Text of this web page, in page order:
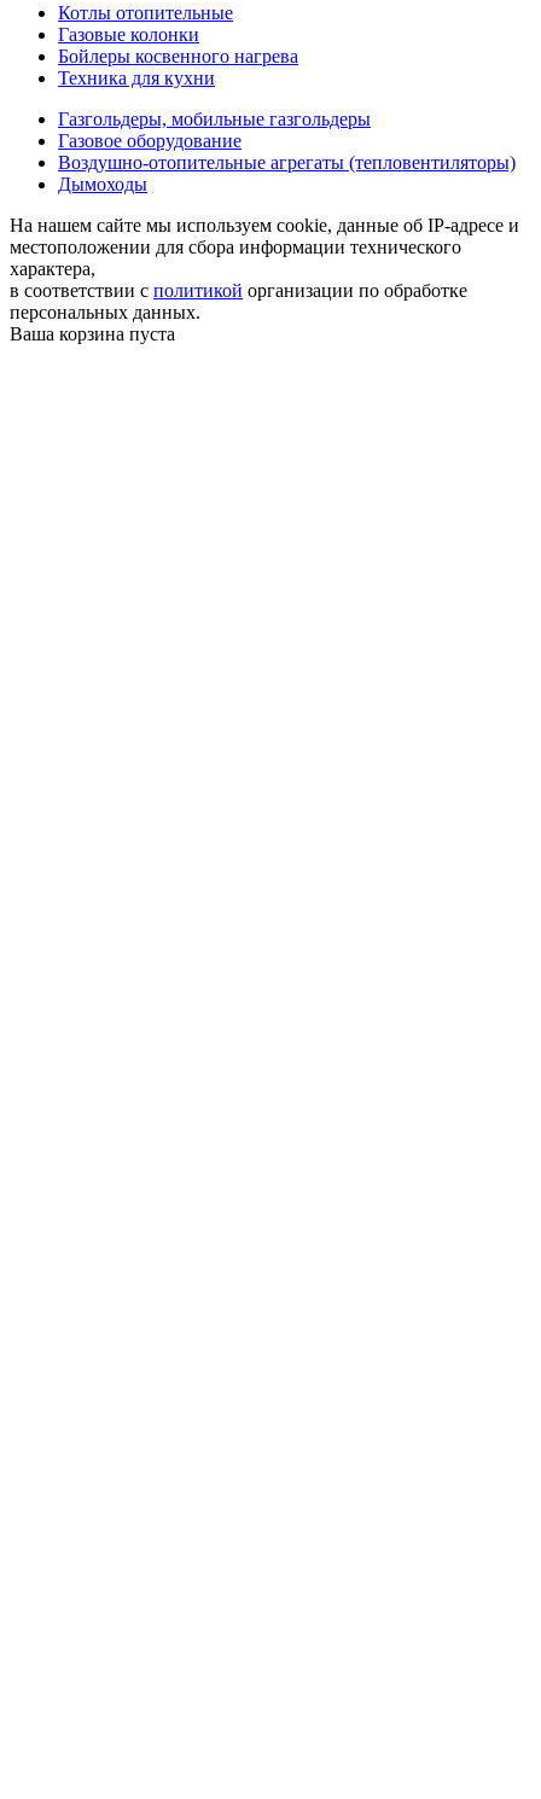
Котлы отопительные
Газовые колонки
Бойлеры косвенного нагрева
Техника для кухни
Газгольдеры, мобильные газгольдеры
Газовое оборудование
Воздушно-отопительные агрегаты (тепловентиляторы)
Дымоходы
На нашем сайте мы используем cookie, данные об IP-адресе и
местоположении для сбора информации технического
характера,
в соответствии с политикой организации по обработке
персональных данных.
Ваша корзина пуста